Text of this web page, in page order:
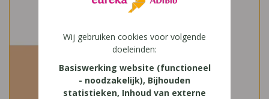
Wij gebruiken cookies voor volgende
doeleinden:
Basiswerking website (functioneel
- noodzakelijk), Bijhouden
statistieken, Inhoud van externe